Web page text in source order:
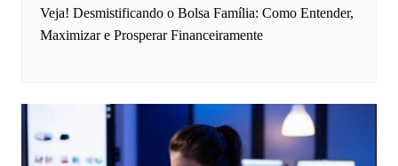
Veja! Desmistificando o Bolsa Família: Como Entender,
Maximizar e Prosperar Financeiramente